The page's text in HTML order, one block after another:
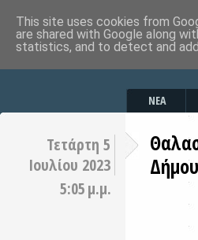
ΝΕΑ
Τετάρτη 5
Ιουλίου 2023
5:05 μ.μ.
This site uses cookies from
are shared with Google along
statistics, and to detect and